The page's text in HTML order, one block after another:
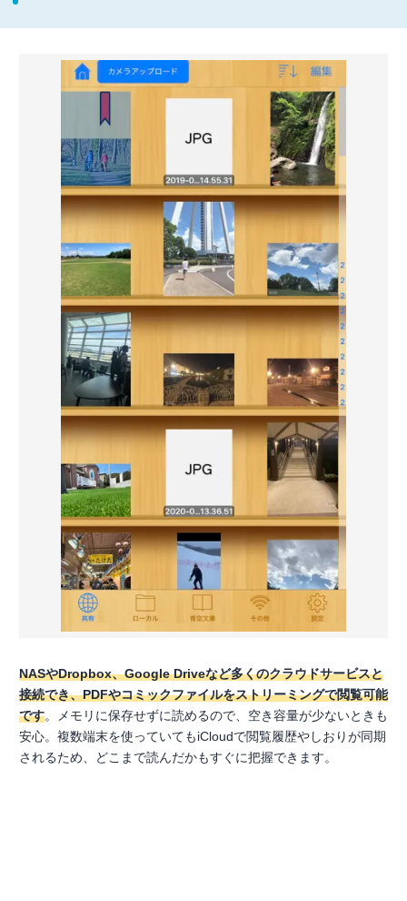
NASやDropbox、Google Driveなど多くのクラウドサービスと
接続でき、PDFやコミックファイルをストリーミングで閲覧可能
です。メモリに保存せずに読めるので、空き容量が少ないときも
安心。複数端末を使っていてもiCloudで閲覧履歴やしおりが同期
されるため、どこまで読んだかもすぐに把握できます。